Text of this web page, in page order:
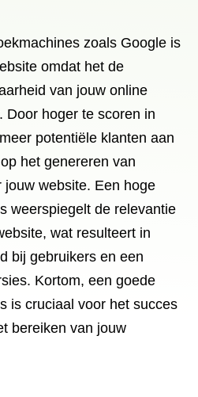
zoals Google is
omdat het de
van jouw online
Door hoger te scoren in
potentiële klanten aan
het genereren van
website. Een hoge
weerspiegelt de relevantie
wat resulteert in
bij gebruikers en een
Kortom, een goede
is cruciaal voor het succes
bereiken van jouw